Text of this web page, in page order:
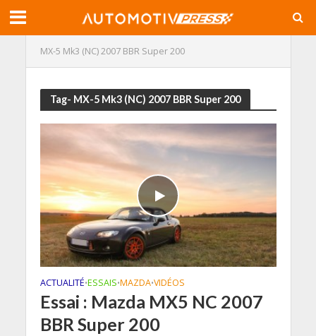
MX-5 Mk3 (NC) 2007 BBR Super 200
Tag- MX-5 Mk3 (NC) 2007 BBR Super 200
ACTUALITÉ•ESSAIS•MAZDA•VIDÉOS
Essai : Mazda MX5 NC 2007
BBR Super 200